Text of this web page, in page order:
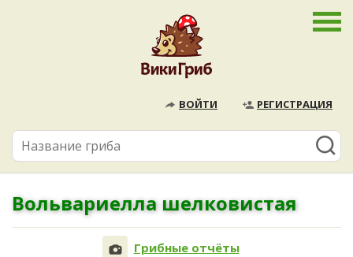
ВОЙТИ РЕГИСТРАЦИЯ
Вольвариелла шелковистая
Грибные отчёты